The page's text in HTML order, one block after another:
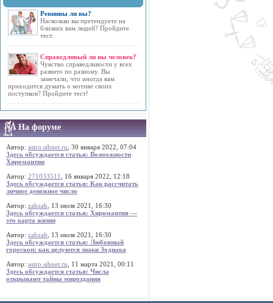
Ревнивы ли вы?
Насколько вы претендуете на
близких вам людей? Пройдите
тест.
Справедливый ли вы человек?
Чувство справедливости у всех
развито по разному. Вы
замечали, что иногда вам
приходится думать о мотиве своих
поступков? Пройдите тест!
На форуме
Автор: astro.sibnet.ru , 30 января 2022, 07:04
Здесь обсуждается статья: Возможности
Хиромантии
Автор: 271033511
, 16 января 2022, 12:18
Здесь обсуждается статья: Как рассчитать
личное денежное число
Автор: zabzab , 13 июля 2021, 16:30
Здесь обсуждается статья: Хиромантия —
это карта жизни
Автор: zabzab , 13 июля 2021, 16:30
Здесь обсуждается статья: Любовный
гороскоп: как целуются знаки Зодиака
Автор: astro.sibnet.ru , 11 марта 2021, 00:11
Здесь обсуждается статья: Числа
открывают тайны мироздания